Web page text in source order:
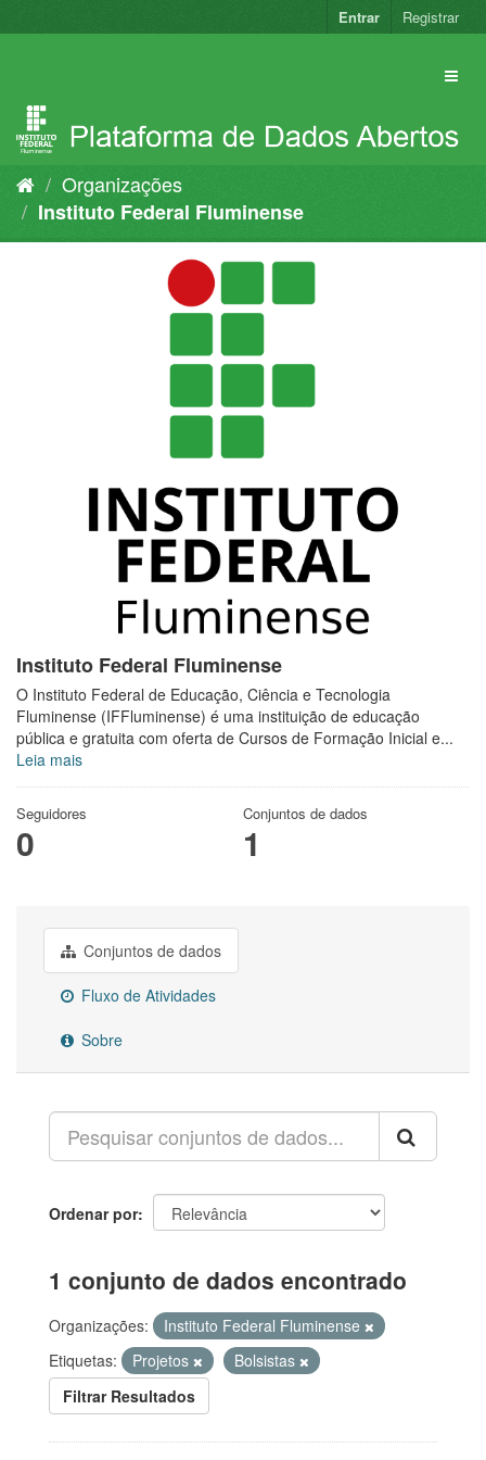
para
Entrar Registrar
Organizações
Instituto Federal Fluminense
Instituto Federal Fluminense
O Instituto Federal de Educação, Ciência e Tecnologia
Fluminense (IFFluminense) é uma instituição de educação
pública e gratuita com oferta de Cursos de Formação Inicial e...
Leia mais
Seguidores
0
Conjuntos de dados
1
Conjuntos de dados
Fluxo de Atividades
Sobre
Ordenar por
1 conjunto de dados encontrado
Organizações:
Instituto Federal Fluminense
Etiquetas:
Projetos
Bolsistas
Filtrar Resultados